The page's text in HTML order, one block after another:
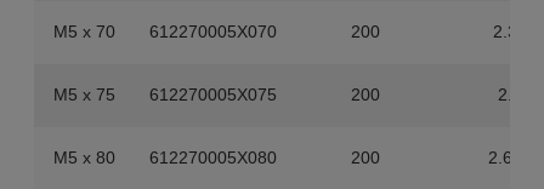
M5 x 70 612270005X070 200 2.36
M5 x 75 612270005X075 200 2.6
M5 x 80 612270005X080 200 2.642